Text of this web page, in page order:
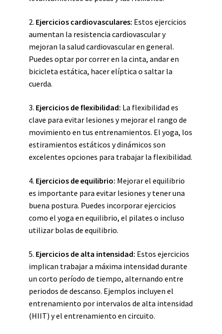
2. Ejercicios cardiovasculares: Estos ejercicios
aumentan la resistencia cardiovascular y
mejoran la salud cardiovascular en general.
Puedes optar por correr en la cinta, andar en
bicicleta estática, hacer elíptica o saltar la
cuerda.
3. Ejercicios de flexibilidad: La flexibilidad es
clave para evitar lesiones y mejorar el rango de
movimiento en tus entrenamientos. El yoga, los
estiramientos estáticos y dinámicos son
excelentes opciones para trabajar la flexibilidad.
4. Ejercicios de equilibrio: Mejorar el equilibrio
es importante para evitar lesiones y tener una
buena postura. Puedes incorporar ejercicios
como el yoga en equilibrio, el pilates o incluso
utilizar bolas de equilibrio.
5. Ejercicios de alta intensidad: Estos ejercicios
implican trabajar a máxima intensidad durante
un corto período de tiempo, alternando entre
periodos de descanso. Ejemplos incluyen el
entrenamiento por intervalos de alta intensidad
(HIIT) y el entrenamiento en circuito.